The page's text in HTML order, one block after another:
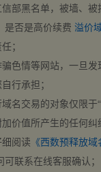
部黑名单，被墙、
是否是高价续费 溢价
；
色情等网站，一旦
行承担；
名交易的对象仅限于
价值所产生的任何
阅读 《西数预释放
可联系在线客服确认；